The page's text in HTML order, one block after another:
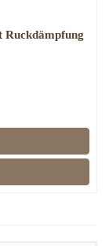
Ruckdämpfung